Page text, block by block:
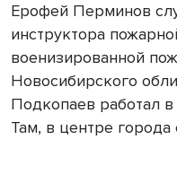
Ерофей Перминов
инструктора
военизированной
Новосибирского
Подкопаев работал
Там, в центре города